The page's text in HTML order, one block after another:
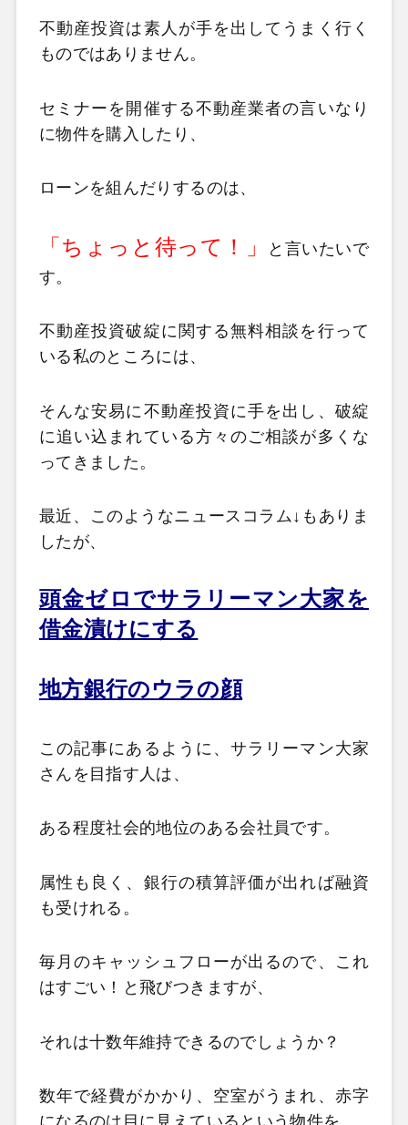
不動産投資は素人が手を出してうまく行く
ものではありません。
セミナーを開催する不動産業者の言いなり
に物件を購入したり、
ローンを組んだりするのは、
「ちょっと待って！」
と言いたいで
す。
不動産投資破綻に関する無料相談を行って
いる私のところには、
そんな安易に不動産投資に手を出し、 破綻
に追い込まれている方々のご相談が多くな
ってきました。
最近、このようなニュースコラム↓もありま
したが、
頭金ゼロでサラリーマン大家を
借金漬けにする
地方銀行のウラの顔
この記事にあるように、サラリーマン大家
さんを目指す人は、
ある程度社会的地位のある会社員です。
属性も良く、銀行の積算評価が出れば融資
も受けれる。
毎月のキャッシュフローが出るので、これ
はすごい！と飛びつきますが、
それは十数年維持できるのでしょうか？
数年で経費がかかり、空室がうまれ、赤字